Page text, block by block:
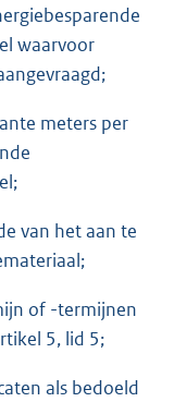
waarvoor
meters per
van het aan te
of -termijnen
5, lid 5;
als bedoeld